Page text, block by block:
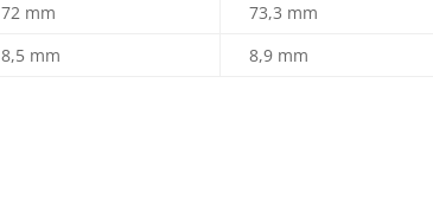
72 mm
73,3 mm
8,5 mm 8,9 mm